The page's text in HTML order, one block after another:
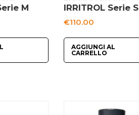
M
IRRITROL Serie S
€110.00
AGGIUNGI AL
CARRELLO